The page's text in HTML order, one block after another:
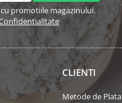
promotiile magazinului.
CLIENTI
Metode de Plata